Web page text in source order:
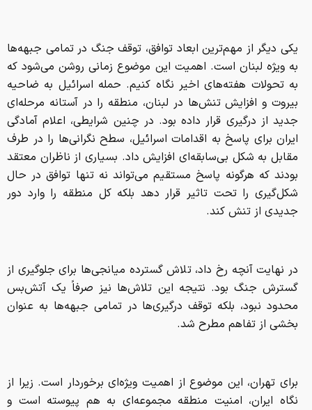
یکی دیگر از مهم‌ترین ابعاد توافق، توقف جنگ در تمامی جبهه‌ها
به ویژه لبنان است. اهمیت این موضوع زمانی روشن می‌شود که
به تحولات هفته‌های اخیر نگاه کنیم. حمله اسرائیل به ضاحیه
بیروت و افزایش تنش‌ها در لبنان، منطقه را در آستانه مرحله‌ای
جدید از درگیری قرار داده بود. در چنین شرایطی، اعلام آمادگی
ایران برای پاسخ به اقدامات اسرائیل، سطح نگرانی‌ها را در طرف
مقابل به شکل بی‌سابقه‌ای افزایش داد. بسیاری از ناظران معتقد
بودند که هرگونه پاسخ مستقیم می‌تواند نه تنها توافق در حال
شکل‌گیری را تحت تاثیر قرار دهد بلکه کل منطقه را وارد دور
جدیدی از تنش کند.
در نهایت آنچه رخ داد، تلاش گسترده میانجی‌ها برای جلوگیری از
گسترش جنگ بود. نتیجه این تلاش‌ها نیز صرفاً یک آتش‌بس
محدود نبود، بلکه توقف درگیری‌ها در تمامی جبهه‌ها به عنوان
بخشی از تفاهم مطرح شد.
برای تهران، این موضوع از اهمیت ویژه‌ای برخوردار است. زیرا از
نگاه ایران، امنیت منطقه مجموعه‌ای به هم پیوسته است و